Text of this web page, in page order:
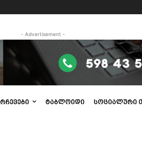
- Advertisement -
ᲠᲩᲔᲕᲔᲑᲘ ᲢᲐᲑᲚᲝᲘᲓᲘ ᲡᲝᲪᲘᲐᲚᲣᲠᲘ